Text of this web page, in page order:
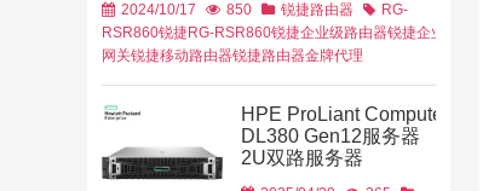
2024/10/17 850 锐捷路由器
RG-
RSR860锐捷RG-RSR860锐捷企业级路由器锐捷企业
网关锐捷移动路由器锐捷路由器金牌代理
HPE ProLiant Compute
DL380 Gen12服务器
2U双路服务器